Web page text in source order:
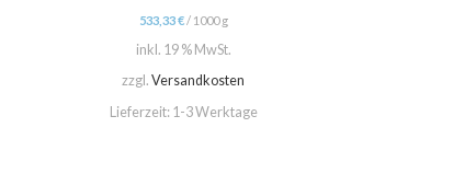
533,33€/ 1000 g
inkl. 19 % MwSt.
zzgl.Versandkosten
Lieferzeit: 1-3 Werktage